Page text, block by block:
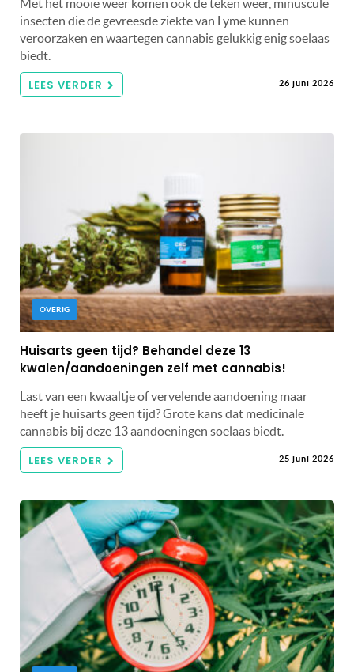
Met het mooie weer komen ook de teken weer, minuscule
insecten die de gevreesde ziekte van Lyme kunnen
veroorzaken en waartegen cannabis gelukkig enig soelaas
biedt.
LEES VERDER 26 juni 2026
OVERIG
Huisarts geen tijd? Behandel deze 13
kwalen/aandoeningen zelf met cannabis!
Last van een kwaaltje of vervelende aandoening maar
heeft je huisarts geen tijd? Grote kans dat medicinale
cannabis bij deze 13 aandoeningen soelaas biedt.
LEES VERDER 25 juni 2026